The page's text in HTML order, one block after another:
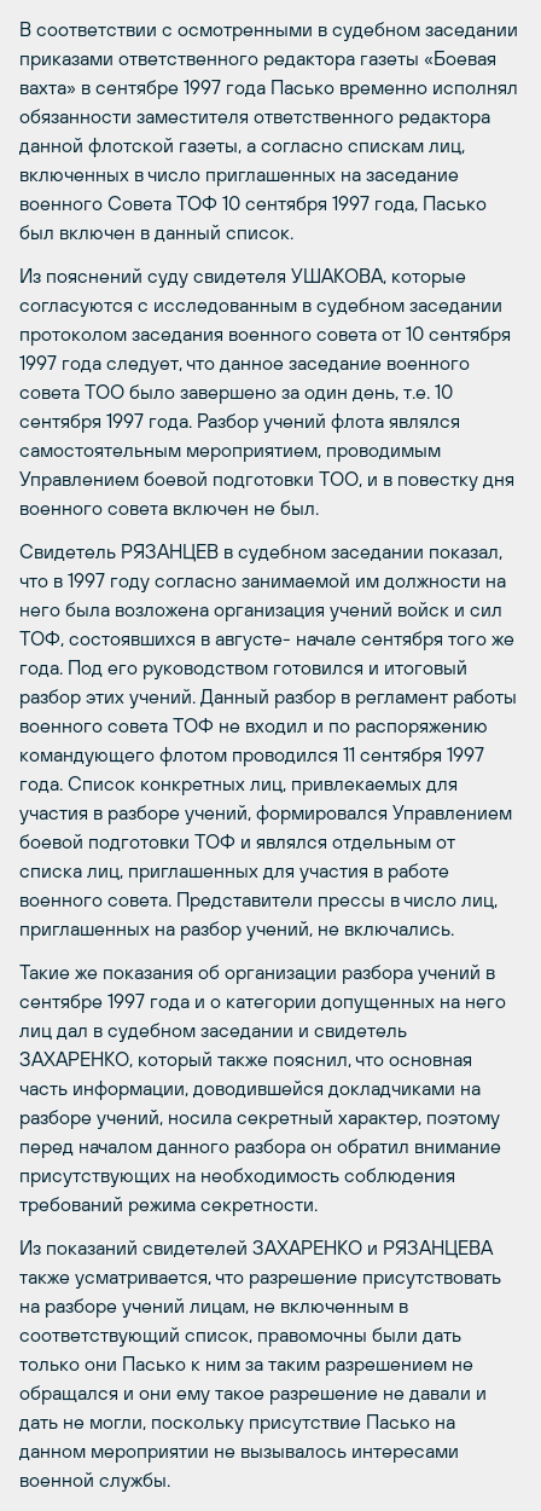
В соответствии с осмотренными в судебном заседании
приказами ответственного редактора газеты «Боевая
вахта» в сентябре 1997 года Пасько временно исполнял
обязанности заместителя ответственного редактора
данной флотской газеты, а согласно спискам лиц,
включенных в число приглашенных на заседание
военного Совета ТОФ 10 сентября 1997 года, Пасько
был включен в данный список.
Из пояснений суду свидетеля УШАКОВА, которые
согласуются с исследованным в судебном заседании
протоколом заседания военного совета от 10 сентября
1997 года следует, что данное заседание военного
совета ТОО было завершено за один день, т.е. 10
сентября 1997 года. Разбор учений флота являлся
самостоятельным мероприятием, проводимым
Управлением боевой подготовки ТОО, и в повестку дня
военного совета включен не был.
Свидетель РЯЗАНЦЕВ в судебном заседании показал,
что в 1997 году согласно занимаемой им должности на
него была возложена организация учений войск и сил
ТОФ, состоявшихся в августе- начале сентября того же
года. Под его руководством готовился и итоговый
разбор этих учений. Данный разбор в регламент работы
военного совета ТОФ не входил и по распоряжению
командующего флотом проводился 11 сентября 1997
года. Список конкретных лиц, привлекаемых для
участия в разборе учений, формировался Управлением
боевой подготовки ТОФ и являлся отдельным от
списка лиц, приглашенных для участия в работе
военного совета. Представители прессы в число лиц,
приглашенных на разбор учений, не включались.
Такие же показания об организации разбора учений в
сентябре 1997 года и о категории допущенных на него
лиц дал в судебном заседании и свидетель
ЗАХАРЕНКО, который также пояснил, что основная
часть информации, доводившейся докладчиками на
разборе учений, носила секретный характер, поэтому
перед началом данного разбора он обратил внимание
присутствующих на необходимость соблюдения
требований режима секретности.
Из показаний свидетелей ЗАХАРЕНКО и РЯЗАНЦЕВА
также усматривается, что разрешение присутствовать
на разборе учений лицам, не включенным в
соответствующий список, правомочны были дать
только они Пасько к ним за таким разрешением не
обращался и они ему такое разрешение не давали и
дать не могли, поскольку присутствие Пасько на
данном мероприятии не вызывалось интересами
военной службы.